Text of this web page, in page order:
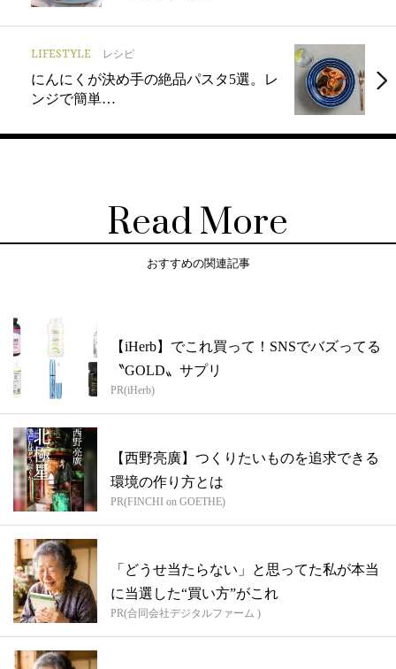
LIFESTYLE レシピ
にんにくが決め手の絶品パスタ5選。レ
ンジで簡単…
Read More
おすすめの関連記事
【iHerb】でこれ買って！SNSでバズってる
〝GOLD〟サプリ
PR(iHerb)
【西野亮廣】つくりたいものを追求できる
環境の作り方とは
PR(FINCHI on GOETHE)
「どうせ当たらない」と思ってた私が本当
に当選した“買い方”がこれ
PR(合同会社デジタルファーム )